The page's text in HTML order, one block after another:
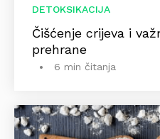
DETOKSIKACIJA
Čišćenje crijeva i
prehrane
6 min čitanja